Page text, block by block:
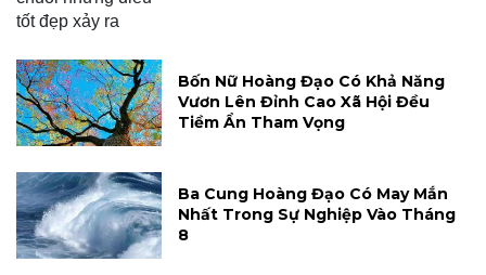
Bốn Nữ Hoàng Đạo Có Khả Năng
Vươn Lên Đỉnh Cao Xã Hội Đều
Tiềm Ẩn Tham Vọng
Ba Cung Hoàng Đạo Có May Mắn
Nhất Trong Sự Nghiệp Vào Tháng
8